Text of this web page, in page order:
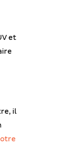
et
il